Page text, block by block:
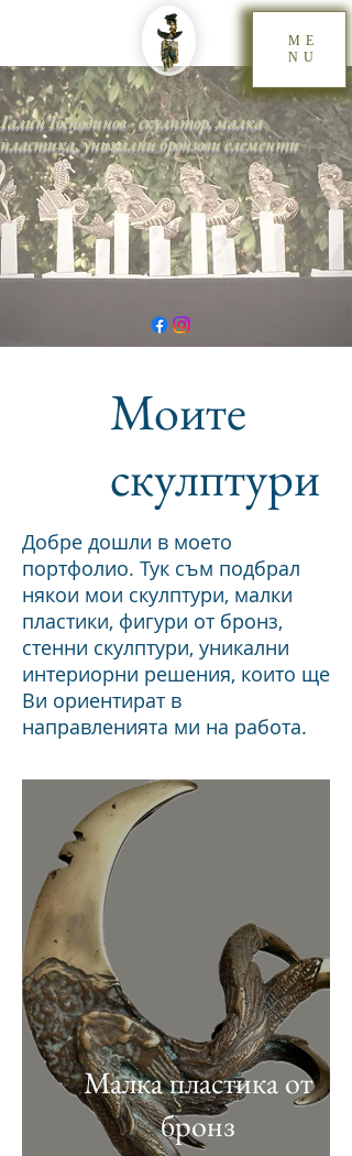
Галин Господинов - скулптор, малка
пластика, уникални бронзови елементи
ME
NU
Моите
скулптури
Добре дошли в моето
портфолио. Тук съм подбрал
някои мои скулптури, малки
пластики, фигури от бронз,
стeнни скулптури, уникални
интериорни решения, които ще
Ви ориентират в
направленията ми на работа.
Малка пластика от
бронз